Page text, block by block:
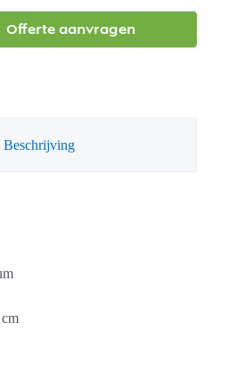
Offerte aanvragen
Beschrijving